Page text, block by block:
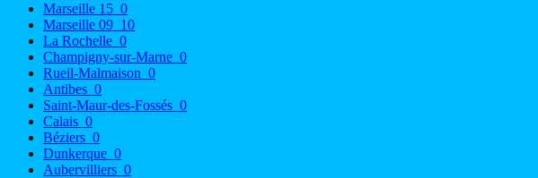
Marseille 15 0
Marseille 09 10
La Rochelle 0
Champigny-sur-Marne 0
Rueil-Malmaison 0
Antibes 0
Saint-Maur-des-Fossés 0
Calais 0
Béziers 0
Dunkerque 0
Aubervilliers 0